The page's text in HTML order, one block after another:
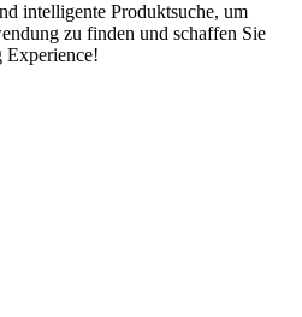
intelligente Produktsuche, um
zu finden und schaffen Sie
Experience!